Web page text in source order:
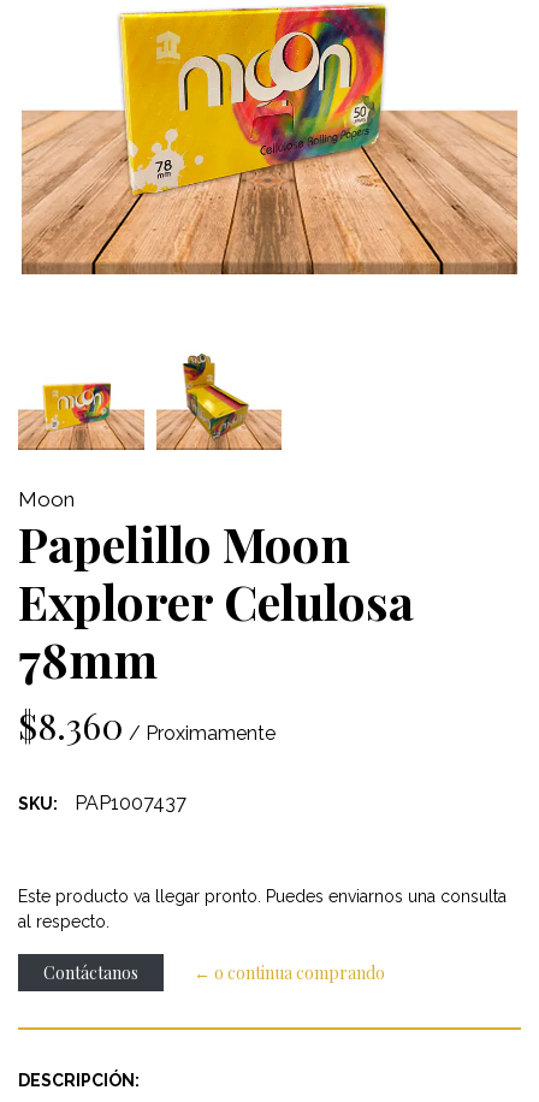
Moon
Papelillo Moon
Explorer Celulosa
78mm
$8.360 / Proximamente
SKU: PAP1007437
Este producto va llegar pronto. Puedes enviarnos una consulta
al respecto.
Contáctanos ← o continua comprando
DESCRIPCIÓN: